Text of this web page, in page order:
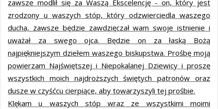
zawsze modlił się za Waszą Ekscelencję - on, który jest
zrodzony u waszych stóp, który odzwierciedla waszego
ducha, zawsze będzie zawdzięczał wam swoje istnienie i
uważał za swego ojca. Będzie on za łaską Bożą
najpiękniejszym dziełem waszego biskupstwa. Prośbę moją
powierzam Najświętszej i Niepokalanej Dziewicy i proszę
wszystkich moich najdroższych świętych patronów oraz
dusze w czyśćcu cierpiące, aby towarzyszyli tej prośbie.
Klękam u waszych stóp wraz ze wszystkimi moimi